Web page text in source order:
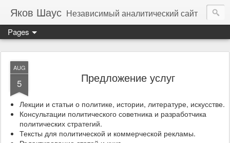
Яков Шаус Независимый аналитический сайт
Pages
AUG
5 Предложение услуг
Лекции и статьи о политике, истории, литературе, искусстве.
Консультации политического советника и разработчика
политических стратегий.
Тексты для политической и коммерческой рекламы.